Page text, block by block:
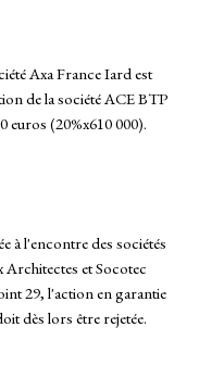
Axa France Iard est
de la société ACE BTP
euros (20%x610 000).
à l'encontre des sociétés
et Socotec
29, l'action en garantie
dès lors être rejetée.